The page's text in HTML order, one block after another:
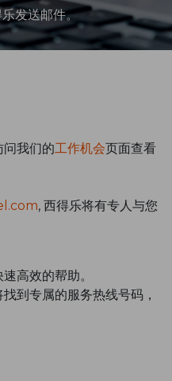
发送邮件。
问我们的工作机会页面查看
, 西得乐将有专人与您
高效的帮助。
到专属的服务热线号码，